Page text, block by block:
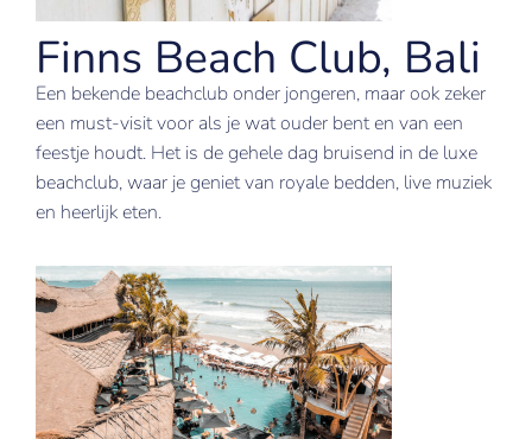
Finns Beach Club, Bali
Een bekende beachclub onder jongeren, maar ook zeker
een must-visit voor als je wat ouder bent en van een
feestje houdt. Het is de gehele dag bruisend in de luxe
beachclub, waar je geniet van royale bedden, live muziek
en heerlijk eten.